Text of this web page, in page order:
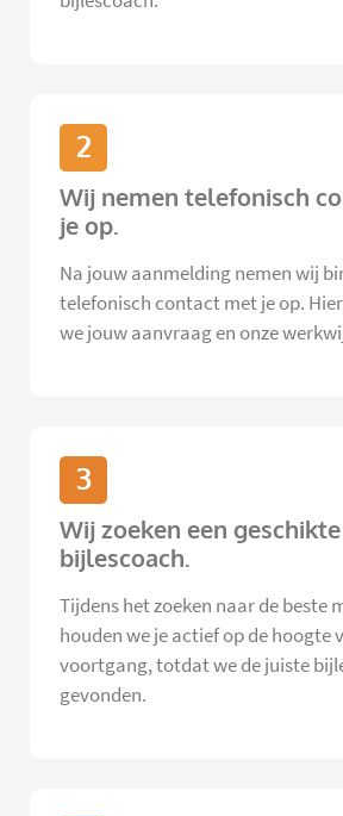
2
Wij nemen telefonisch
je op.
Na jouw aanmelding nemen wij
telefonisch contact met je op.
we jouw aanvraag en onze
3
Wij zoeken een geschikte
bijlescoach.
Tijdens het zoeken naar de beste
houden we je actief op de hoogte
voortgang, totdat we de juiste
gevonden.